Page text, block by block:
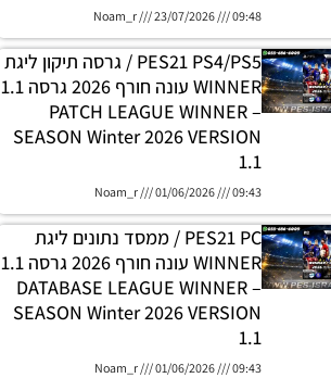
Noam_r 23/07/2026 09:48
PES21 PS4/PS5 / גרסה תיקון ליגת
WINNER עונה חורף 2026 גרסה 1.1
– PATCH LEAGUE WINNER
SEASON Winter 2026 VERSION
1.1
Noam_r 01/06/2026 09:43
PES21 PC / ממסד נתונים ליגת
WINNER עונה חורף 2026 גרסה 1.1
– DATABASE LEAGUE WINNER
SEASON Winter 2026 VERSION
1.1
Noam_r 01/06/2026 09:43